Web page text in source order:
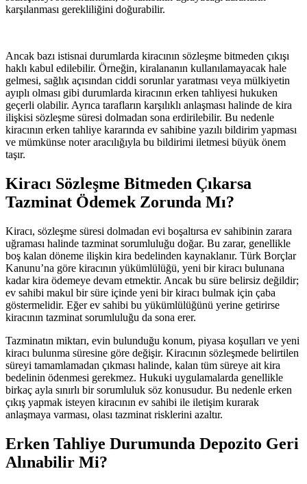
karşılanması gerekliliğini doğurabilir.
Ancak bazı istisnai durumlarda kiracının sözleşme bitmeden çıkışı
haklı kabul edilebilir. Örneğin, kiralananın kullanılamayacak hale
gelmesi, sağlık açısından ciddi sorunlar yaratması veya mülkiyetin
ayıplı olması gibi durumlarda kiracının erken tahliyesi hukuken
geçerli olabilir. Ayrıca tarafların karşılıklı anlaşması halinde de kira
ilişkisi sözleşme süresi dolmadan sona erdirilebilir. Bu nedenle
kiracının erken tahliye kararında ev sahibine yazılı bildirim yapması
ve mümkünse noter aracılığıyla bu bildirimi iletmesi büyük önem
taşır.
Kiracı Sözleşme Bitmeden Çıkarsa
Tazminat Ödemek Zorunda Mı?
Kiracı, sözleşme süresi dolmadan evi boşaltırsa ev sahibinin zarara
uğraması halinde tazminat sorumluluğu doğar. Bu zarar, genellikle
boş kalan döneme ilişkin kira bedelinden kaynaklanır. Türk Borçlar
Kanunu’na göre kiracının yükümlülüğü, yeni bir kiracı bulunana
kadar kira ödemeye devam etmektir. Ancak bu süre belirsiz değildir;
ev sahibi makul bir süre içinde yeni bir kiracı bulmak için çaba
göstermelidir. Eğer ev sahibi bu yükümlülüğünü yerine getirirse
kiracının tazminat sorumluluğu da sona erer.
Tazminatın miktarı, evin bulunduğu konum, piyasa koşulları ve yeni
kiracı bulunma süresine göre değişir. Kiracının sözleşmede belirtilen
süreyi tamamlamadan çıkması halinde, kalan tüm süreye ait kira
bedelinin ödenmesi gerekmez. Hukuki uygulamalarda genellikle
birkaç ayla sınırlı bir sorumluluk söz konusudur. Bu nedenle erken
çıkış yapmak isteyen kiracının ev sahibi ile iletişim kurarak
anlaşmaya varması, olası tazminat risklerini azaltır.
Erken Tahliye Durumunda Depozito Geri
Alınabilir Mi?